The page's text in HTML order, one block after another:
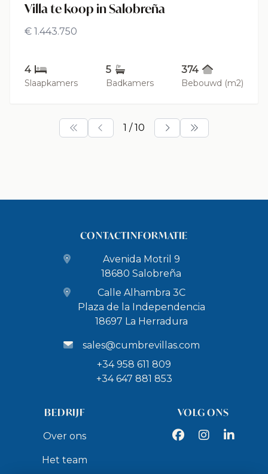
Villa te koop in Salobreña
€ 1.443.750
4
Slaapkamers
5
Badkamers
374
Bebouwd (m2)
1 / 10
CONTACTINFORMATIE
Avenida Motril 9
18680 Salobreña
Calle Alhambra 3C
Plaza de la Independencia
18697 La Herradura
sales@cumbrevillas.com
+34 958 611 809
+34 647 881 853
BEDRIJF
Over ons
Het team
VOLG ONS
FacebookInstagramLinkedIn